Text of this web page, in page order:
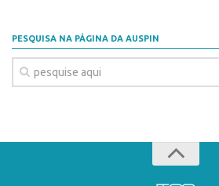
PESQUISA NA PÁGINA DA AUSPIN